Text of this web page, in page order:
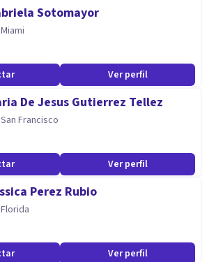
Sotomayor
Miami
Ver perfil
De Jesus Gutierrez Tellez
San Francisco
Ver perfil
Perez Rubio
Florida
Ver perfil